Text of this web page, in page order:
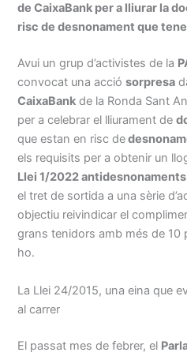
de CaixaBank per a lliurar la
risc de desnonament que
Avui un grup d’activistes de la
convocat una acciósorpresa
CaixaBank de la Ronda Sant
per a celebrar el lliurament de
que estan en risc de
els requisits per a obtenir un
Llei 1/2022 antidesnonaments
el tret de sortida a una sèrie
objectiu reivindicar el
grans tenidors amb més de 10
ho.
La Llei 24/2015, una eina que
al carrer
El passat mes de febrer, el